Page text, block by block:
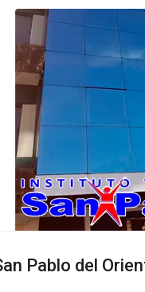
Pablo del